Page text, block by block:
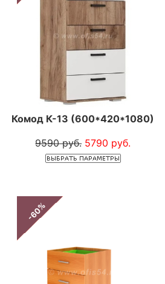
Комод К-13 (600*420*1080)
9590 руб. 5790 руб.
-60%